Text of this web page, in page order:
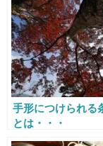
手形につけられる
とは・・・